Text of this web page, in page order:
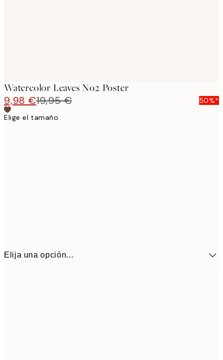
Watercolor Leaves No2 Poster
9,98 €19,95 €
50%*
Elige el tamaño
Elija una opción...